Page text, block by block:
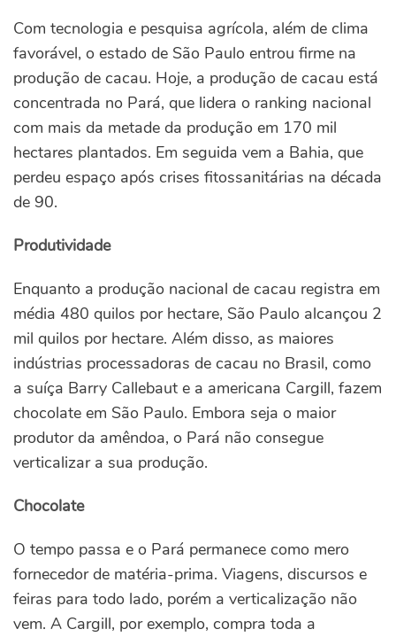
Com tecnologia e pesquisa agrícola, além de clima
favorável, o estado de São Paulo entrou firme na
produção de cacau. Hoje, a produção de cacau está
concentrada no Pará, que lidera o ranking nacional
com mais da metade da produção em 170 mil
hectares plantados. Em seguida vem a Bahia, que
perdeu espaço após crises fitossanitárias na década
de 90.
Produtividade
Enquanto a produção nacional de cacau registra em
média 480 quilos por hectare, São Paulo alcançou 2
mil quilos por hectare. Além disso, as maiores
indústrias processadoras de cacau no Brasil, como
a suíça Barry Callebaut e a americana Cargill, fazem
chocolate em São Paulo. Embora seja o maior
produtor da amêndoa, o Pará não consegue
verticalizar a sua produção.
Chocolate
O tempo passa e o Pará permanece como mero
fornecedor de matéria-prima. Viagens, discursos e
feiras para todo lado, porém a verticalização não
vem. A Cargill, por exemplo, compra toda a